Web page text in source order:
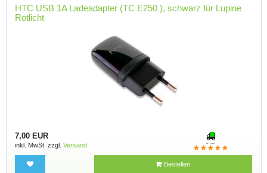
HTC USB 1A Ladeadapter (TC E250 ), schwarz für Lupine
Rotlicht
7,00 EUR
inkl. MwSt. zzgl. Versand
Bestellen